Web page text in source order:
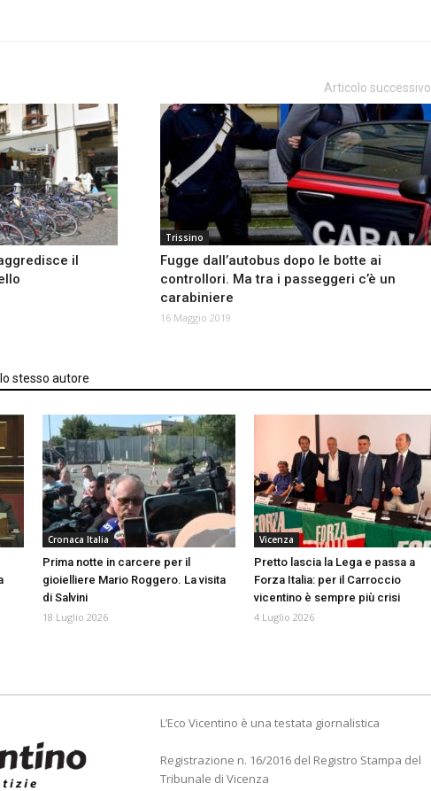
il
Articolo successivo
Trissino
Fugge dall’autobus dopo le botte ai
controllori. Ma tra i passeggeri c’è un
carabiniere
16 Maggio 2019
stesso autore
Cronaca Italia
Prima notte in carcere per il
gioielliere Mario Roggero. La visita
di Salvini
18 Luglio 2026
Vicenza
Pretto lascia la Lega e passa a
Forza Italia: per il Carroccio
vicentino è sempre più crisi
4 Luglio 2026
L’Eco Vicentino è una testata giornalistica
Registrazione n. 16/2016 del Registro Stampa del
Tribunale di Vicenza